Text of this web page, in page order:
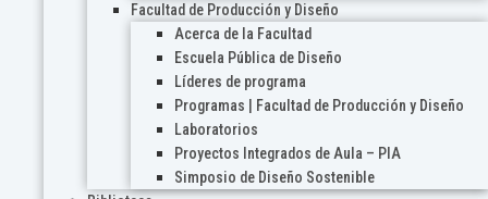
Facultad de Producción y Diseño
Acerca de la Facultad
Escuela Pública de Diseño
Líderes de programa
Programas | Facultad de Producción y Diseño
Laboratorios
Proyectos Integrados de Aula – PIA
Simposio de Diseño Sostenible